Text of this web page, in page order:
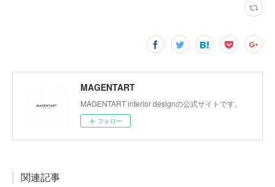
MAGENTART
MAGENTART interior designの公式サイトです。
フォロー
関連記事